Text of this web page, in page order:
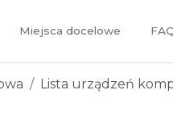
Miejsca docelowe
Lista urządzeń